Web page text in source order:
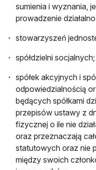
sumienia i wyznania,
prowadzenie
stowarzyszeń
spółdzielni socjalnych;
spółek akcyjnych i
odpowiedzialnością
będących spółkami
przepisów ustawy z
fizycznej o ile nie
oraz przeznaczają
statutowych oraz nie
między swoich